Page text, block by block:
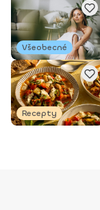
Všeobecné
Recepty